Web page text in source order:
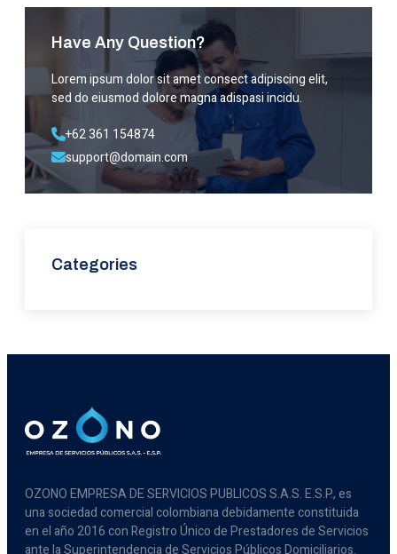
Have Any Question?
Lorem ipsum dolor sit amet consect adipiscing elit,
sed do eiusmod dolore magna adispasi incidu.
+62 361 154874
support@domain.com
Categories
OZONO EMPRESA DE SERVICIOS PUBLICOS S.A.S. E.S.P., es
una sociedad comercial colombiana debidamente constituida
en el año 2016 con Registro Único de Prestadores de Servicios
ante la Superintendencia de Servicios Públicos Domiciliarios.